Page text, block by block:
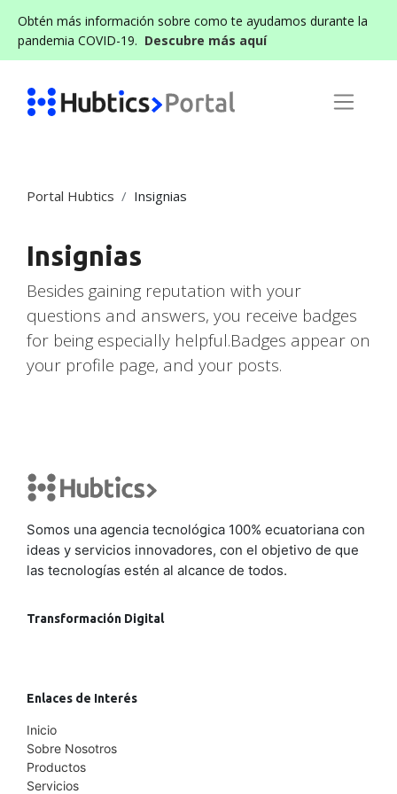
Obtén más información sobre como te ayudamos durante la
pandemia COVID-19. Descubre más aquí
Portal Hubtics Insignias
Insignias
Besides gaining reputation with your
questions and answers, you receive badges
for being especially helpful.Badges appear on
your profile page, and your posts.
Somos una agencia tecnológica 100% ecuatoriana con
ideas y servicios innovadores, con el objetivo de que
las tecnologías estén al alcance de todos.
Transformación Digital
Enlaces de Interés
Inicio
Sobre Nosotros
Productos
Servicios